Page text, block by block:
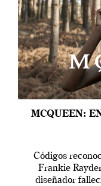
MCQUEEN:
Códigos
Frankie
diseñador